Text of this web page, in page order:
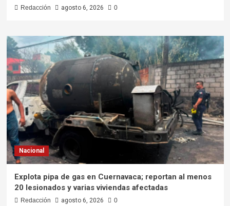
Redacción agosto 6, 2026 0
Nacional
Explota pipa de gas en Cuernavaca; reportan al menos
20 lesionados y varias viviendas afectadas
Redacción agosto 6, 2026 0